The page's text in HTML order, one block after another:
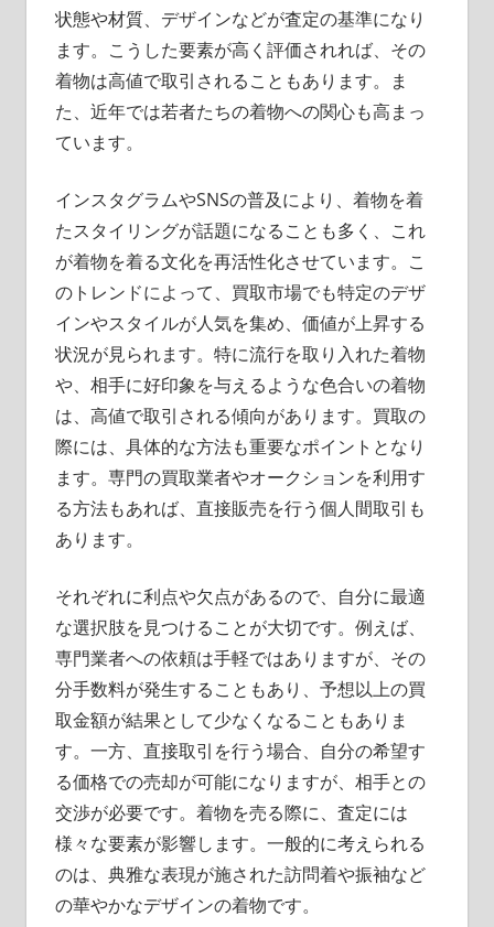
状態や材質、デザインなどが査定の基準になり
ます。こうした要素が高く評価されれば、その
着物は高値で取引されることもあります。ま
た、近年では若者たちの着物への関心も高まっ
ています。
インスタグラムやSNSの普及により、着物を着
たスタイリングが話題になることも多く、これ
が着物を着る文化を再活性化させています。こ
のトレンドによって、買取市場でも特定のデザ
インやスタイルが人気を集め、価値が上昇する
状況が見られます。特に流行を取り入れた着物
や、相手に好印象を与えるような色合いの着物
は、高値で取引される傾向があります。買取の
際には、具体的な方法も重要なポイントとなり
ます。専門の買取業者やオークションを利用す
る方法もあれば、直接販売を行う個人間取引も
あります。
それぞれに利点や欠点があるので、自分に最適
な選択肢を見つけることが大切です。例えば、
専門業者への依頼は手軽ではありますが、その
分手数料が発生することもあり、予想以上の買
取金額が結果として少なくなることもありま
す。一方、直接取引を行う場合、自分の希望す
る価格での売却が可能になりますが、相手との
交渉が必要です。着物を売る際に、査定には
様々な要素が影響します。一般的に考えられる
のは、典雅な表現が施された訪問着や振袖など
の華やかなデザインの着物です。